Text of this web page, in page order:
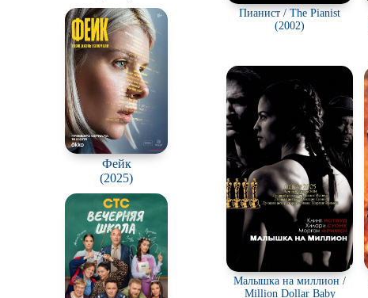
Фейк
(2025)
Пианист / The Pianist
(2002)
Малышка на миллион /
Million Dollar Baby